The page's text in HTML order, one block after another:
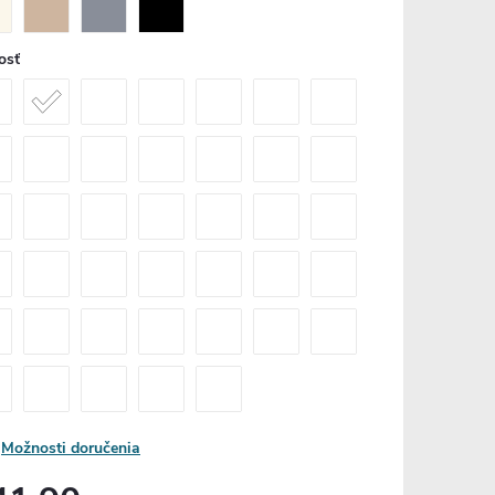
Možnosti doručenia